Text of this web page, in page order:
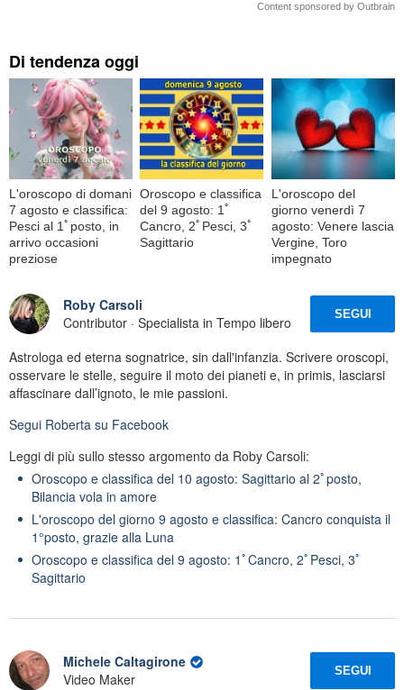
Content sponsored by Outbrain
Di tendenza oggi
L'oroscopo di domani
7 agosto e classifica:
Pesci al 1ﾟposto, in
arrivo occasioni
preziose
Oroscopo e classifica
del 9 agosto: 1ﾟ
Cancro, 2ﾟPesci, 3ﾟ
Sagittario
L'oroscopo del
giorno venerdì 7
agosto: Venere lascia
Vergine, Toro
impegnato
Roby Carsoli
Contributor · Specialista in Tempo libero
SEGUI
Astrologa ed eterna sognatrice, sin dall'infanzia. Scrivere oroscopi,
osservare le stelle, seguire il moto dei pianeti e, in primis, lasciarsi
affascinare dall’ignoto, le mie passioni.
Segui Roberta su Facebook
Leggi di più sullo stesso argomento da Roby Carsoli:
Oroscopo e classifica del 10 agosto: Sagittario al 2ﾟposto,
Bilancia vola in amore
L'oroscopo del giorno 9 agosto e classifica: Cancro conquista il
1°posto, grazie alla Luna
Oroscopo e classifica del 9 agosto: 1ﾟCancro, 2ﾟPesci, 3ﾟ
Sagittario
Michele Caltagirone
Video Maker
SEGUI